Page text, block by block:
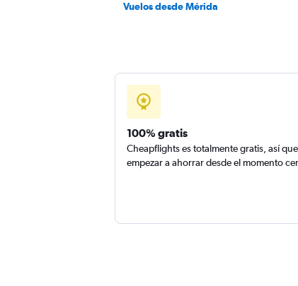
Vuelos desde Mérida
100% gratis
Cheapflights es totalmente gratis, así
empezar a ahorrar desde el momento